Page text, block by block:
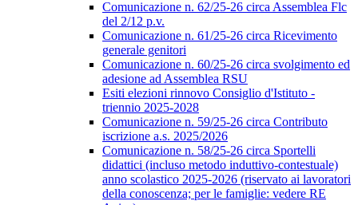
Comunicazione n. 62/25-26 circa Assemblea Flc
del 2/12 p.v.
Comunicazione n. 61/25-26 circa Ricevimento
generale genitori
Comunicazione n. 60/25-26 circa svolgimento ed
adesione ad Assemblea RSU
Esiti elezioni rinnovo Consiglio d'Istituto -
triennio 2025-2028
Comunicazione n. 59/25-26 circa Contributo
iscrizione a.s. 2025/2026
Comunicazione n. 58/25-26 circa Sportelli
didattici (incluso metodo induttivo-contestuale)
anno scolastico 2025-2026 (riservato ai lavoratori
della conoscenza; per le famiglie: vedere RE